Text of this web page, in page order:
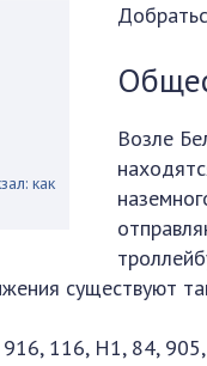
как
Возле
существуют
916, 116, Н1, 84,